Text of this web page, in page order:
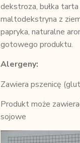
dekstroza, bułka
maltodekstryna z
papryka, naturalne
gotowego produktu.
Alergeny:
Zawiera pszenicę
Produkt może
sojowe